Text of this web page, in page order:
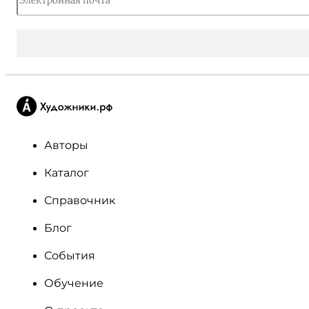
Авторы
Каталог
Справочник
Блог
События
Обучение